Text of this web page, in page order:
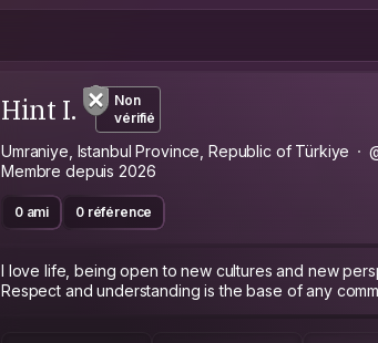
Hint I.
Non
vérifié
Umraniye, Istanbul Province, Republic of Türkiye
Membre depuis 2026
0 ami 0 référence
I love life, being open to new cultures and new
Respect and understanding is the base of any